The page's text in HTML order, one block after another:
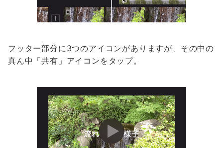
フッター部分に3つのアイコンがありますが、その中の
真ん中「共有」アイコンをタップ。